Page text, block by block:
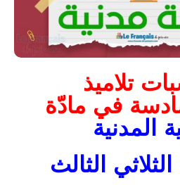
في مادّة
المدنية